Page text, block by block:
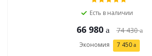
Есть в наличии
66 980 74 430
Экономия 7 450